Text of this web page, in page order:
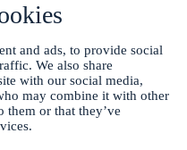
and ads, to provide social
We also share
with our social media,
may combine it with other
or that they’ve
järjestelmä